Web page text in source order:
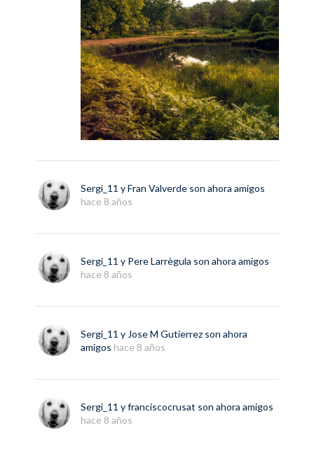
Sergi_11 yFran Valverde son ahora amigos
hace 8 años
Sergi_11 y Pere Larrègula son ahora amigos
hace 8 años
Sergi_11 yJose M Gutierrez son ahora
amigos hace 8 años
Sergi_11 yfranciscocrusat son ahora amigos
hace 8 años